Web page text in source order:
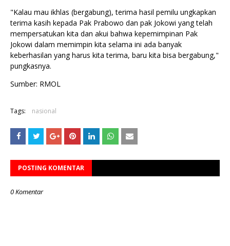
"Kalau mau ikhlas (bergabung), terima hasil pemilu ungkapkan
terima kasih kepada Pak Prabowo dan pak Jokowi yang telah
mempersatukan kita dan akui bahwa kepemimpinan Pak
Jokowi dalam memimpin kita selama ini ada banyak
keberhasilan yang harus kita terima, baru kita bisa bergabung,"
pungkasnya.
Sumber: RMOL
Tags: nasional
POSTING KOMENTAR
0 Komentar